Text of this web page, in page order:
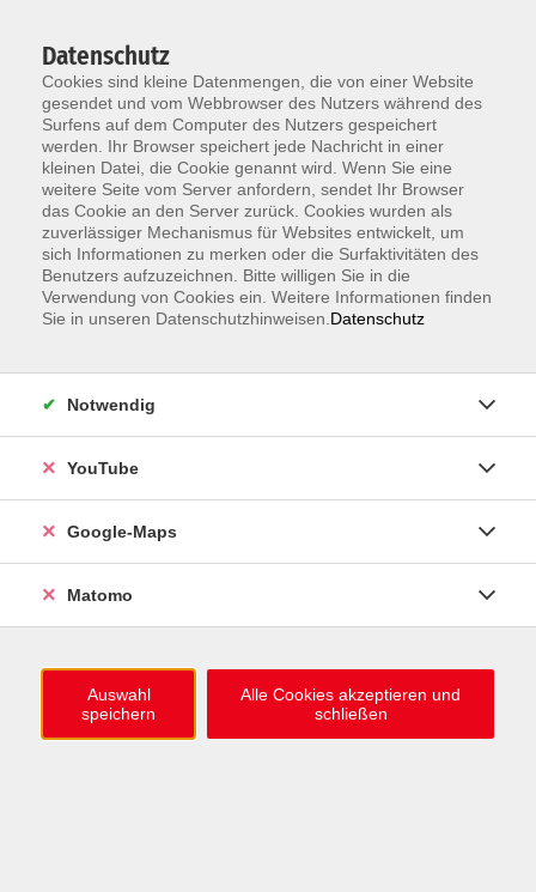
Zum Hauptinhalt springen
Neu ab 1.7.:Anmeldung zum Einbürgerungstest jetzt ohne
Terminvereinbarung –alle Infos
ZUM HERBST-WINTER-TRIMESTER
1.000 neue Kursideen online
Deutsch lernen
Datenschutz
Cookies sind kleine Datenmengen, die von einer Website
gesendet und vom Webbrowser des Nutzers während des
Surfens auf dem Computer des Nutzers gespeichert
werden. Ihr Browser speichert jede Nachricht in einer
kleinen Datei, die Cookie genannt wird. Wenn Sie eine
weitere Seite vom Server anfordern, sendet Ihr Browser
das Cookie an den Server zurück. Cookies wurden als
zuverlässiger Mechanismus für Websites entwickelt, um
sich Informationen zu merken oder die Surfaktivitäten des
Benutzers aufzuzeichnen. Bitte willigen Sie in die
Verwendung von Cookies ein. Weitere Informationen finden
Sie in unseren Datenschutzhinweisen. Datenschutz
Notwendig
YouTube
Google-Maps
Matomo
Auswahl
speichern
Alle Cookies akzeptieren und
schließen